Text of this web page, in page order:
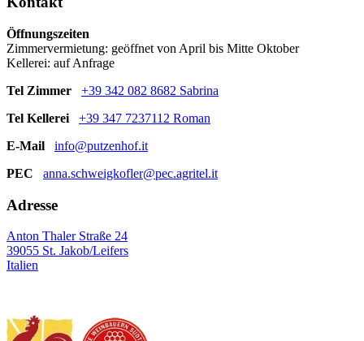
Öffnungszeiten
Zimmervermietung: geöffnet von April bis Mitte Oktober
Kellerei: auf Anfrage
Tel Zimmer
+39 342 082 8682 Sabrina
Tel Kellerei
+39 347 7237112 Roman
E-Mail
info@putzenhof.it
PEC
anna.schweigkofler@pec.agritel.it
Adresse
Anton Thaler Straße 24
39055 St. Jakob/Leifers
Italien